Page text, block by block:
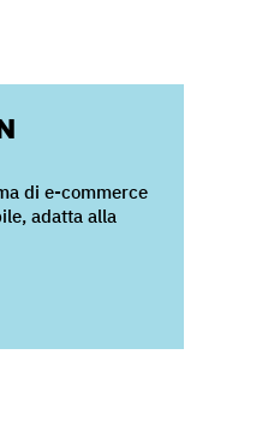
di e-commerce
adatta alla